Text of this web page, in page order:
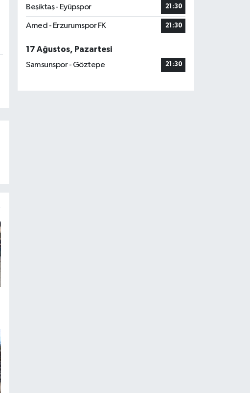
Beşiktaş - Eyüpspor 21:30
Amed - Erzurumspor FK 21:30
17 Ağustos, Pazartesi
Samsunspor - Göztepe
21:30